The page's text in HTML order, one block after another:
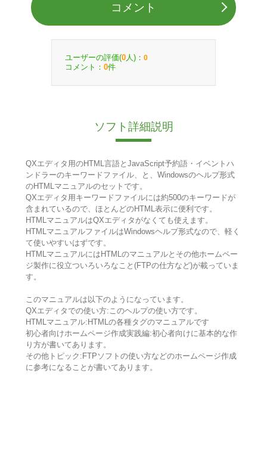
コメント
ユーザーの評価(0 人)： 0
コメント： 0件
ソフト詳細説明
QXエディタ用のHTML言語とJavaScript予約語・イベントハ
ンドラーのキーワードファイル、と、Windowsのヘルプ形式
のHTMLマニュアルのセットです。
QXエディタ用キーワードファイルには約500のキーワードが
含まれているので、ほとんどのHTML表示に便利です。
HTMLマニュアルはQXエディタがなくても使えます。
HTMLマニュアルファイルはWindowsヘルプ形式なので、軽く
て使いやすいはずです。
HTMLマニュアルにはHTMLのマニュアルとその他ホームペー
ジ製作に役立ついろいろなこと(FTPの仕方など)が載っていま
す。
このマニュアルは以下のようになっています。
QXエディタでの使い方:このヘルプの使い方です。
HTMLマニュアル:HTMLの各種タグのマニュアルです
初心者向けホームページ作成実践編:初心者向けに基本的な作
り方が書いてあります。
その他トピック:FTPソフトの使い方などのホームページ作成
に参考になることが書いてあります。